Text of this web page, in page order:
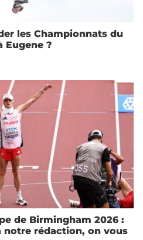
les Championnats du
Eugene ?
de Birmingham 2026 :
notre rédaction, on vous